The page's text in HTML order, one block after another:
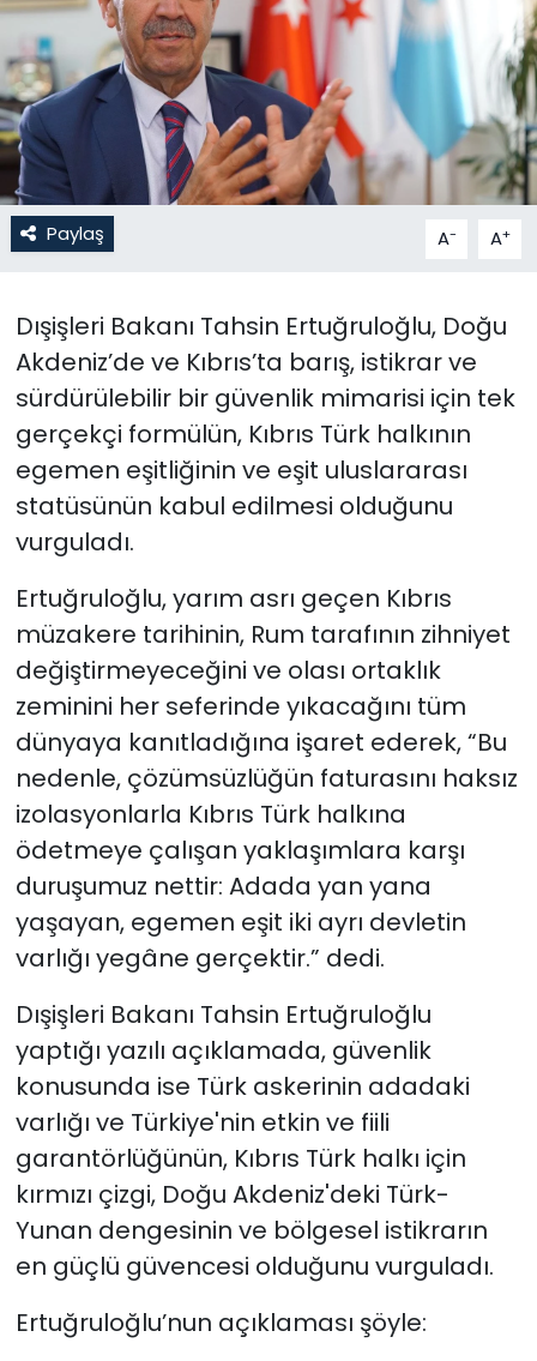
Paylaş A- A+
Dışişleri Bakanı Tahsin Ertuğruloğlu, Doğu
Akdeniz’de ve Kıbrıs’ta barış, istikrar ve
sürdürülebilir bir güvenlik mimarisi için tek
gerçekçi formülün, Kıbrıs Türk halkının
egemen eşitliğinin ve eşit uluslararası
statüsünün kabul edilmesi olduğunu
vurguladı.
Ertuğruloğlu, yarım asrı geçen Kıbrıs
müzakere tarihinin, Rum tarafının zihniyet
değiştirmeyeceğini ve olası ortaklık
zeminini her seferinde yıkacağını tüm
dünyaya kanıtladığına işaret ederek, “Bu
nedenle, çözümsüzlüğün faturasını haksız
izolasyonlarla Kıbrıs Türk halkına
ödetmeye çalışan yaklaşımlara karşı
duruşumuz nettir: Adada yan yana
yaşayan, egemen eşit iki ayrı devletin
varlığı yegâne gerçektir.” dedi.
Dışişleri Bakanı Tahsin Ertuğruloğlu
yaptığı yazılı açıklamada, güvenlik
konusunda ise Türk askerinin adadaki
varlığı ve Türkiye'nin etkin ve fiili
garantörlüğünün, Kıbrıs Türk halkı için
kırmızı çizgi, Doğu Akdeniz'deki Türk-
Yunan dengesinin ve bölgesel istikrarın
en güçlü güvencesi olduğunu vurguladı.
Ertuğruloğlu’nun açıklaması şöyle:
Moda
Nöbetçi Eczaneler
Otomobil Dünyası
Politika
Spor
Teknoloji
TÜRKiYE
Video Galeri
Yazarlar